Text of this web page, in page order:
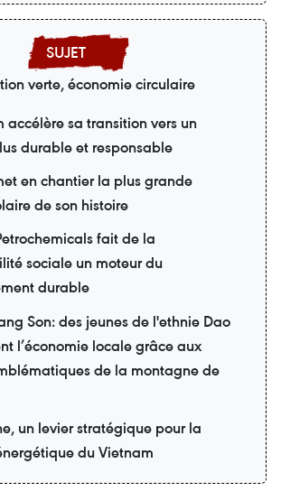
verte, économie circulaire
accélère sa transition vers un
durable et responsable
en chantier la plus grande
de son histoire
fait de la
sociale un moteur du
durable
Son: des jeunes de l'ethnie Dao
l’économie locale grâce aux
de la montagne de
un levier stratégique pour la
du Vietnam